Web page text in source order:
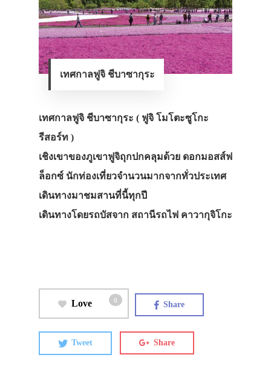
เทศกาลฟูจิ ชีบาซากุระ
เทศกาลฟูจิ ชีบาซากุระ ( ฟูจิ โมโตะซูโกะ
รีสอร์ท )
เชิงเขาของภูเขาฟูจิถุกปกคลุมด้วย ดอกมอสส์ฟ
ล็อกซ์ นักท่องเที่ยวจำนวนมากจากทั่วประเทศ
เดินทางมาชมสานที่นี้ทุกปี
เดินทางโดยรถบัสจาก สถานีรถไฟ คาวากุจิโกะ
Love 0 Share
Tweet Share
รถบัส
เดินทาง
ทัวร์